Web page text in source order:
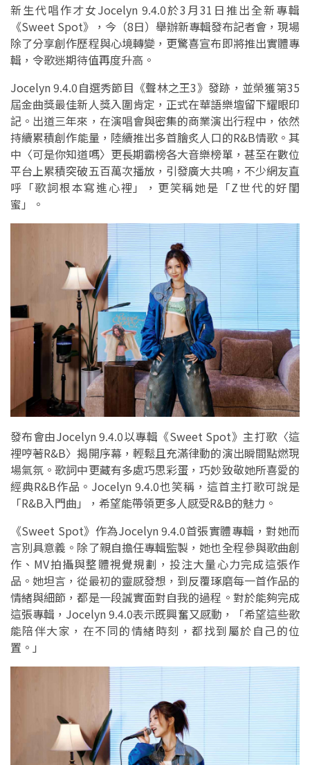
新生代唱作才女Jocelyn 9.4.0於3月31日推出全新專輯
《Sweet Spot》，今（8日）舉辦新專輯發布記者會，現場
除了分享創作歷程與心境轉變，更驚喜宣布即將推出實體專
輯，令歌迷期待值再度升高。
Jocelyn 9.4.0自選秀節目《聲林之王3》發跡，並榮獲第35
屆金曲獎最佳新人獎入圍肯定，正式在華語樂壇留下耀眼印
記。出道三年來，在演唱會與密集的商業演出行程中，依然
持續累積創作能量，陸續推出多首膾炙人口的R&B情歌。其
中〈可是你知道嗎〉更長期霸榜各大音樂榜單，甚至在數位
平台上累積突破五百萬次播放，引發廣大共鳴，不少網友直
呼「歌詞根本寫進心裡」，更笑稱她是「Z世代的好閨
蜜」。
發布會由Jocelyn 9.4.0以專輯《Sweet Spot》主打歌〈這
裡哼著R&B〉揭開序幕，輕鬆且充滿律動的演出瞬間點燃現
場氣氛。歌詞中更藏有多處巧思彩蛋，巧妙致敬她所喜愛的
經典R&B作品。Jocelyn 9.4.0也笑稱，這首主打歌可說是
「R&B入門曲」，希望能帶領更多人感受R&B的魅力。
《Sweet Spot》作為Jocelyn 9.4.0首張實體專輯，對她而
言別具意義。除了親自擔任專輯監製，她也全程參與歌曲創
作、MV拍攝與整體視覺規劃，投注大量心力完成這張作
品。她坦言，從最初的靈感發想，到反覆琢磨每一首作品的
情緒與細節，都是一段誠實面對自我的過程。對於能夠完成
這張專輯，Jocelyn 9.4.0表示既興奮又感動，「希望這些歌
能陪伴大家，在不同的情緒時刻，都找到屬於自己的位
置。」